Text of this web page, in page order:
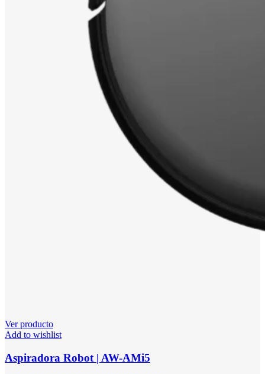
Ver producto
Add to wishlist
Aspiradora Robot | AW-AMi5